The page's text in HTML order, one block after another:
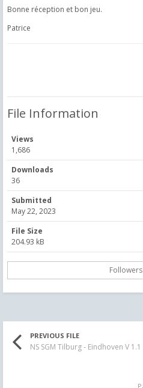
Bonne réception et bon jeu.
Patrice
File Information
Views
1,686
Downloads
36
Submitted
May 22, 2023
File Size
204.93 kB
Followers
PREVIOUS FILE
NS SGM Tilburg - Eindhoven V 1.1